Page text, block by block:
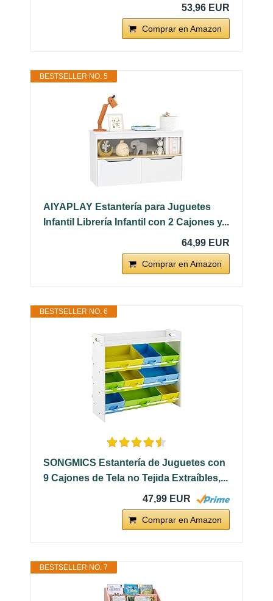
53,96 EUR
Comprar en Amazon
BESTSELLER NO. 5
AIYAPLAY Estantería para Juguetes
Infantil Librería Infantil con 2 Cajones y...
64,99 EUR
Comprar en Amazon
BESTSELLER NO. 6
SONGMICS Estantería de Juguetes con
9 Cajones de Tela no Tejida Extraíbles,...
47,99 EUR
Comprar en Amazon
BESTSELLER NO. 7